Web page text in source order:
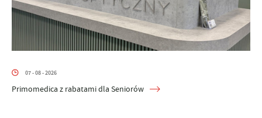
07 - 08 - 2026
Primomedica z rabatami dla Seniorów